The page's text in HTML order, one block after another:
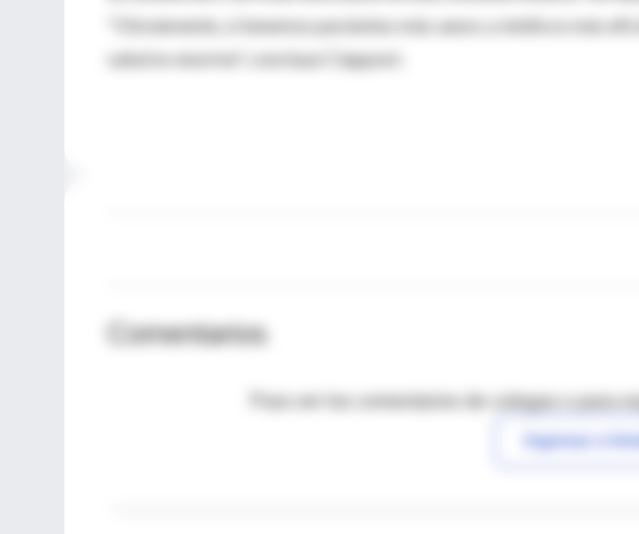
"Obviamente, si tenemos pacientes más sanos y médicos más
salud es enorme", concluye Ciapponi .
Comentarios
Para ver los comentarios de colegas o para
Ingresar a